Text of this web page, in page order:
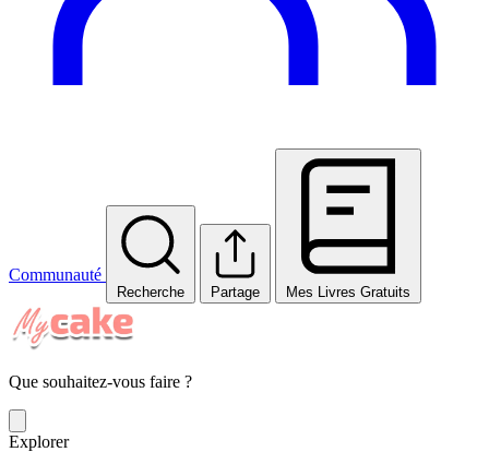
Communauté
Recherche Partage Mes Livres Gratuits
Que souhaitez-vous faire ?
Explorer